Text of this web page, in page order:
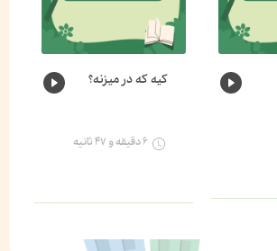
کیه که در میزنه؟
۶ دقیقه و ۴۷ ثانیه